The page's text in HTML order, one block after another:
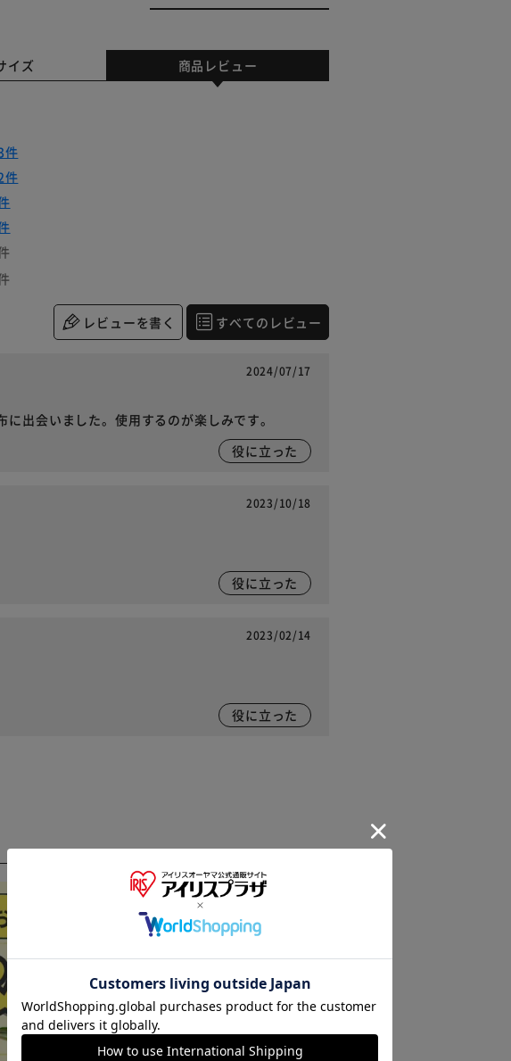
イズ 商品レビュー
件
件
レビューを書く すべてのレビュー
2024/07/17
出会いました。使用するのが楽しみです。
役に立った
2023/10/18
役に立った
2023/02/14
役に立った
※ご確認ください